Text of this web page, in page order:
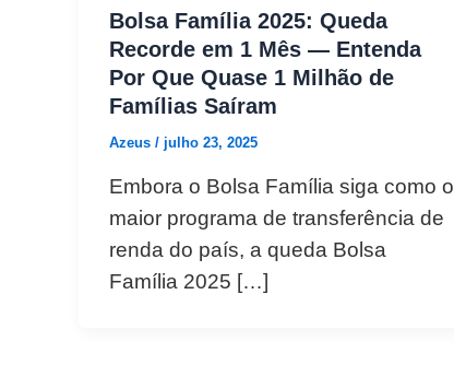
Bolsa Família 2025: Queda
Recorde em 1 Mês — Entenda
Por Que Quase 1 Milhão de
Famílias Saíram
Azeus / julho 23, 2025
Embora o Bolsa Família siga como o
maior programa de transferência de
renda do país, a queda Bolsa
Família 2025 […]